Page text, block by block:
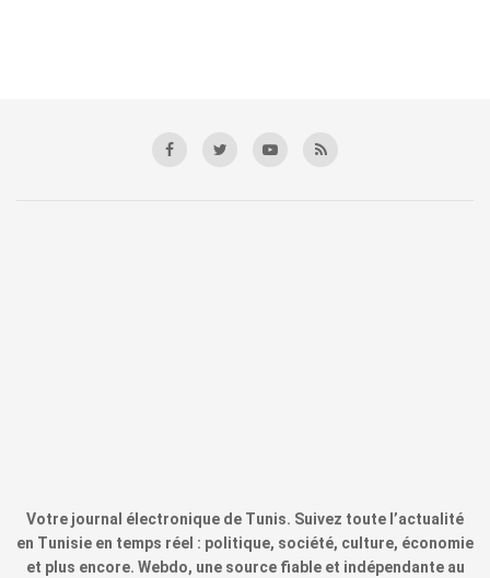
Votre journal électronique de Tunis. Suivez toute l’actualité
en Tunisie en temps réel : politique, société, culture, économie
et plus encore. Webdo, une source fiable et indépendante au